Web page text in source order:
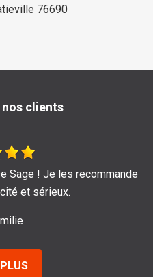
76690
nos clients
au top !!